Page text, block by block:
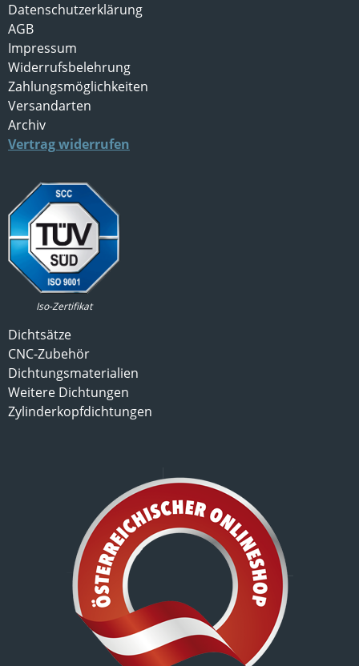
Datenschutzerklärung
AGB
Impressum
Widerrufsbelehrung
Zahlungsmöglichkeiten
Versandarten
Archiv
Vertrag widerrufen
Iso-Zertifikat
Dichtsätze
CNC-Zubehör
Dichtungsmaterialien
Weitere Dichtungen
Zylinderkopfdichtungen